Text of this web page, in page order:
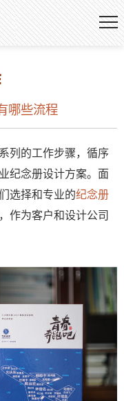
哪些流程
列的工作步骤，循序
纪念册设计方案。面
选择和专业的纪念册
作为客户和设计公司